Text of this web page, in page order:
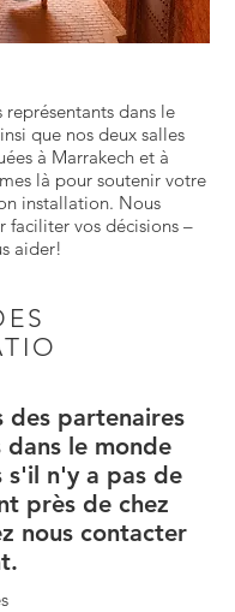
représentants dans le
que nos deux salles
à Marrakech et à
là pour soutenir votre
installation. Nous
faciliter vos décisions –
aider!
des partenaires
dans le monde
s'il n'y a pas de
près de chez
nous contacter